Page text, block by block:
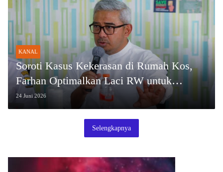
KANAL
Soroti Kasus Kekerasan di Rumah Kos,
Farhan Optimalkan Laci RW untuk
Deteksi Dini
24 Juni 2026
Selengkapnya